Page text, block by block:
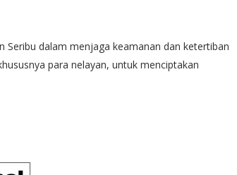
Seribu dalam menjaga keamanan dan ketertiban
para nelayan, untuk menciptakan